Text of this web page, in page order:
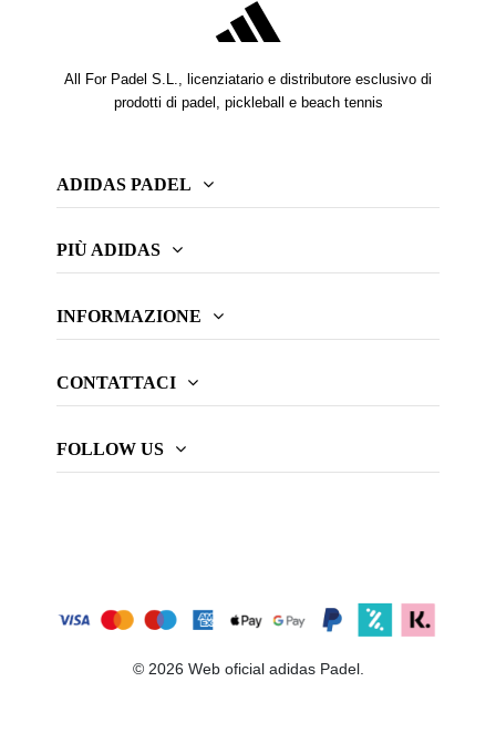
All For Padel S.L., licenziatario e distributore esclusivo di
prodotti di padel, pickleball e beach tennis
ADIDAS PADEL
PIÙ ADIDAS
INFORMAZIONE
CONTATTACI
FOLLOW US
© 2026 Web oficial adidas Padel.